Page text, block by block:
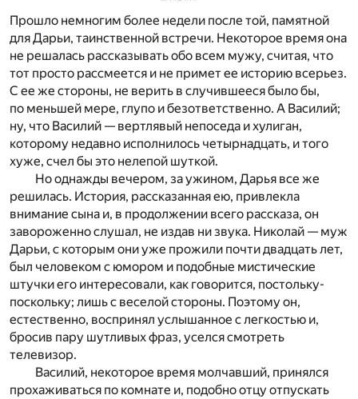
Прошло немногим более недели после той, памятной
для Дарьи, таинственной встречи. Некоторое время она
не решалась рассказывать обо всем мужу, считая, что
тот просто рассмеется и не примет ее историю всерьез.
С ее же стороны, не верить в случившееся было бы,
по меньшей мере, глупо и безответственно. А Василий;
ну, что Василий — вертлявый непоседа и хулиган,
которому недавно исполнилось четырнадцать, и того
хуже, счел бы это нелепой шуткой.
Но однажды вечером, за ужином, Дарья все же
решилась. История, рассказанная ею, привлекла
внимание сына и, в продолжении всего рассказа, он
завороженно слушал, не издав ни звука. Николай — муж
Дарьи, с которым они уже прожили почти двадцать лет,
был человеком с юмором и подобные мистические
штучки его интересовали, как говорится, постольку-
поскольку; лишь с веселой стороны. Поэтому он,
естественно, воспринял услышанное с легкостью и,
бросив пару шутливых фраз, уселся смотреть
телевизор.
Василий, некоторое время молчавший, принялся
прохаживаться по комнате и, подобно отцу отпускать